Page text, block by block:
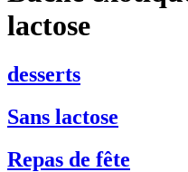
lactose
desserts
Sans lactose
Repas de fête